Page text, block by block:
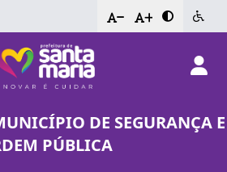
- +
DE SEGURANÇA E
PÚBLICA